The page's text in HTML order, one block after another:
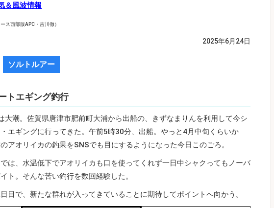
＆風波情報
ス西部版APC・吉川徹）
2025年6月24日
ソルトルアー
トエギング釣行
大潮。佐賀県唐津市肥前町大浦から出船の、きずなまりんを利用して今シ
エギングに行ってきた。午前5時30分、出船。やっと4月中旬くらいか
アオリイカの釣果をSNSでも目にするようになった今日このごろ。
は、水温低下でアオリイカも口を使ってくれず一日中シャクってもノーバ
ト。そんな苦い釣行を数回経験した。
目で、新たな群れが入ってきていることに期待してポイントへ向かう。